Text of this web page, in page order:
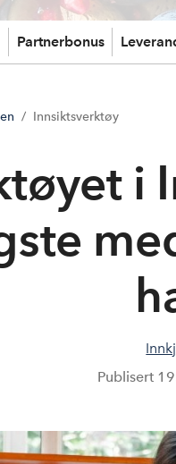
Partnerbonus
Innsiktsverktøy
i
Publisert